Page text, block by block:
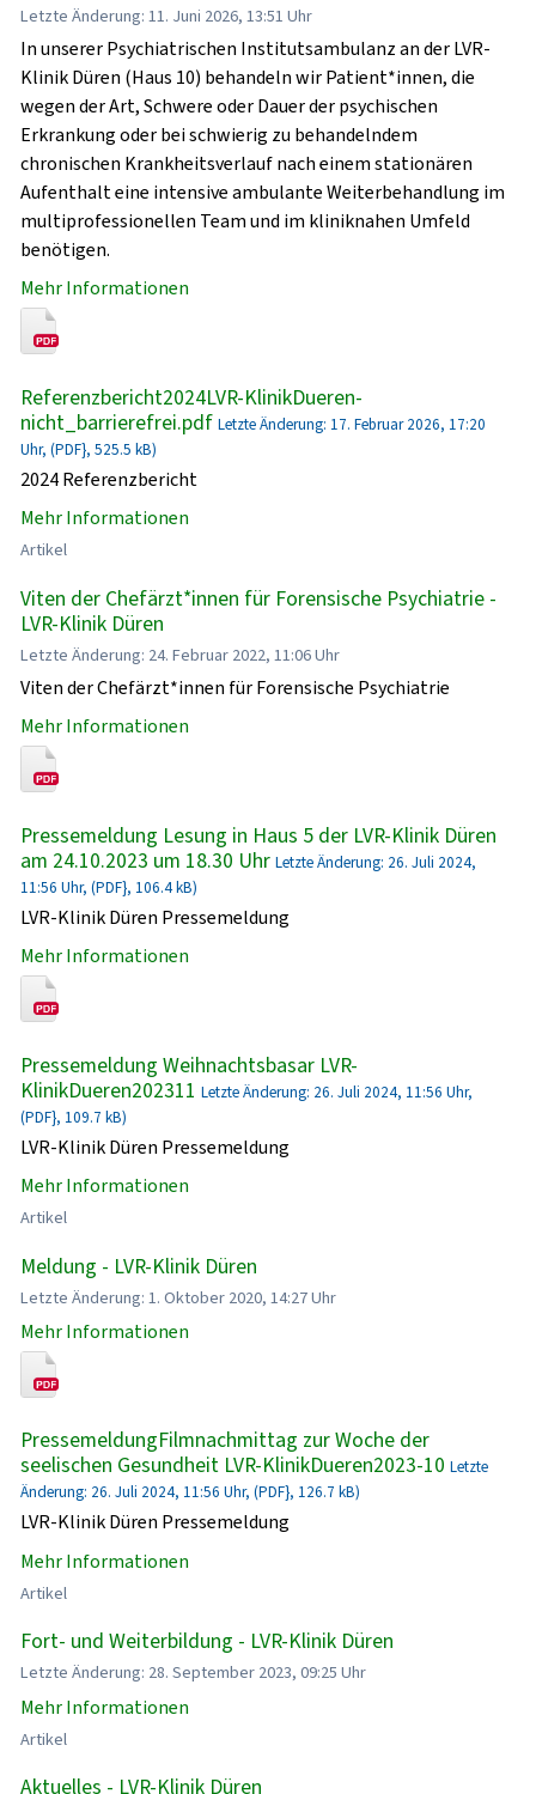
Letzte Änderung: 11. Juni 2026, 13:51 Uhr
In unserer Psychiatrischen Institutsambulanz an der LVR-
Klinik Düren (Haus 10) behandeln wir Patient*innen, die
wegen der Art, Schwere oder Dauer der psychischen
Erkrankung oder bei schwierig zu behandelndem
chronischen Krankheitsverlauf nach einem stationären
Aufenthalt eine intensive ambulante Weiterbehandlung im
multiprofessionellen Team und im kliniknahen Umfeld
benötigen.
Mehr Informationen
Referenzbericht2024LVR-KlinikDueren-
nicht_barrierefrei.pdf Letzte Änderung: 17. Februar 2026, 17:20
Uhr, (PDF}, 525.5 kB)
2024 Referenzbericht
Mehr Informationen
Artikel
Viten der Chefärzt*innen für Forensische Psychiatrie -
LVR-Klinik Düren
Letzte Änderung: 24. Februar 2022, 11:06 Uhr
Viten der Chefärzt*innen für Forensische Psychiatrie
Mehr Informationen
Pressemeldung Lesung in Haus 5 der LVR-Klinik Düren
am 24.10.2023 um 18.30 Uhr Letzte Änderung: 26. Juli 2024,
11:56 Uhr, (PDF}, 106.4 kB)
LVR-Klinik Düren Pressemeldung
Mehr Informationen
Pressemeldung Weihnachtsbasar LVR-
KlinikDueren202311 Letzte Änderung: 26. Juli 2024, 11:56 Uhr,
(PDF}, 109.7 kB)
LVR-Klinik Düren Pressemeldung
Mehr Informationen
Artikel
Meldung - LVR-Klinik Düren
Letzte Änderung: 1. Oktober 2020, 14:27 Uhr
Mehr Informationen
PressemeldungFilmnachmittag zur Woche der
seelischen Gesundheit LVR-KlinikDueren2023-10 Letzte
Änderung: 26. Juli 2024, 11:56 Uhr, (PDF}, 126.7 kB)
LVR-Klinik Düren Pressemeldung
Mehr Informationen
Artikel
Fort- und Weiterbildung - LVR-Klinik Düren
Letzte Änderung: 28. September 2023, 09:25 Uhr
Mehr Informationen
Artikel
Aktuelles - LVR-Klinik Düren